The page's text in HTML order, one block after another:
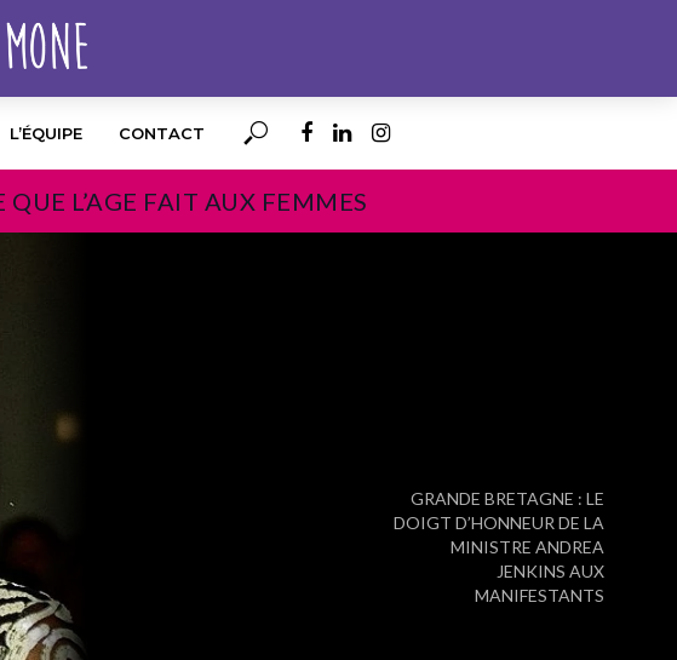
L’ÉQUIPE CONTACT
L’AGE FAIT AUX FEMMES
GRANDE BRETAGNE : LE
DOIGT D’HONNEUR DE LA
MINISTRE ANDREA
JENKINS AUX
MANIFESTANTS